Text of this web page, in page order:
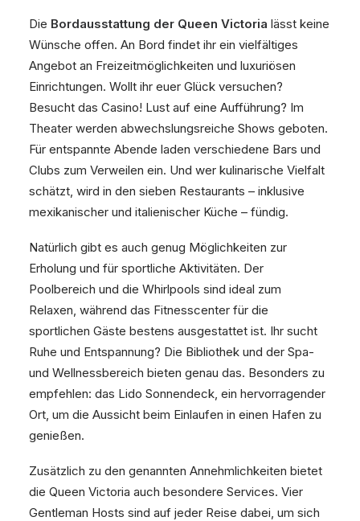
Die Bordausstattung der Queen Victoria lässt keine
Wünsche offen. An Bord findet ihr ein vielfältiges
Angebot an Freizeitmöglichkeiten und luxuriösen
Einrichtungen. Wollt ihr euer Glück versuchen?
Besucht das Casino! Lust auf eine Aufführung? Im
Theater werden abwechslungsreiche Shows geboten.
Für entspannte Abende laden verschiedene Bars und
Clubs zum Verweilen ein. Und wer kulinarische Vielfalt
schätzt, wird in den sieben Restaurants – inklusive
mexikanischer und italienischer Küche – fündig.
Natürlich gibt es auch genug Möglichkeiten zur
Erholung und für sportliche Aktivitäten. Der
Poolbereich und die Whirlpools sind ideal zum
Relaxen, während das Fitnesscenter für die
sportlichen Gäste bestens ausgestattet ist. Ihr sucht
Ruhe und Entspannung? Die Bibliothek und der Spa-
und Wellnessbereich bieten genau das. Besonders zu
empfehlen: das Lido Sonnendeck, ein hervorragender
Ort, um die Aussicht beim Einlaufen in einen Hafen zu
genießen.
Zusätzlich zu den genannten Annehmlichkeiten bietet
die Queen Victoria auch besondere Services. Vier
Gentleman Hosts sind auf jeder Reise dabei, um sich